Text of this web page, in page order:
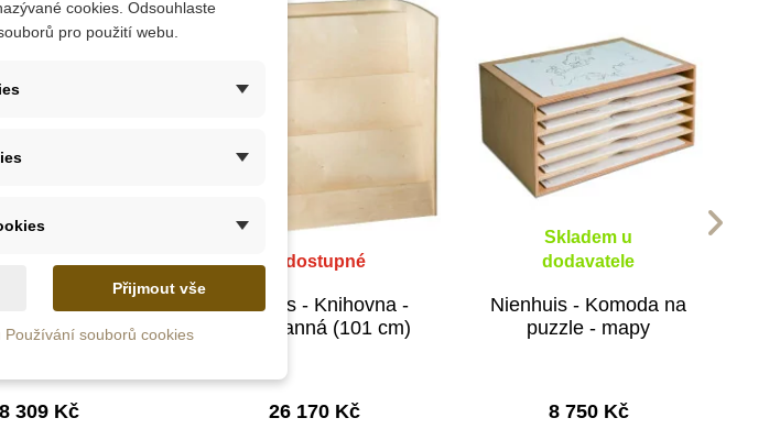
- Stůl pro
- velký obdélník
8 309 Kč
Nedostupné
Nienhuis - Knihovna -
oboustranná (101 cm)
26 170 Kč
Skladem u
dodavatele
Nienhuis - Komoda na
puzzle - mapy
8 750 Kč
cookies. Odsouhlaste
pro použití webu.
Přijmout vše
Používání souborů cookies